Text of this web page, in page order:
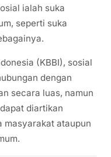
ialah suka
seperti suka
(KBBI), sosial
dengan
secara luas, namun
diartikan
masyarakat ataupun